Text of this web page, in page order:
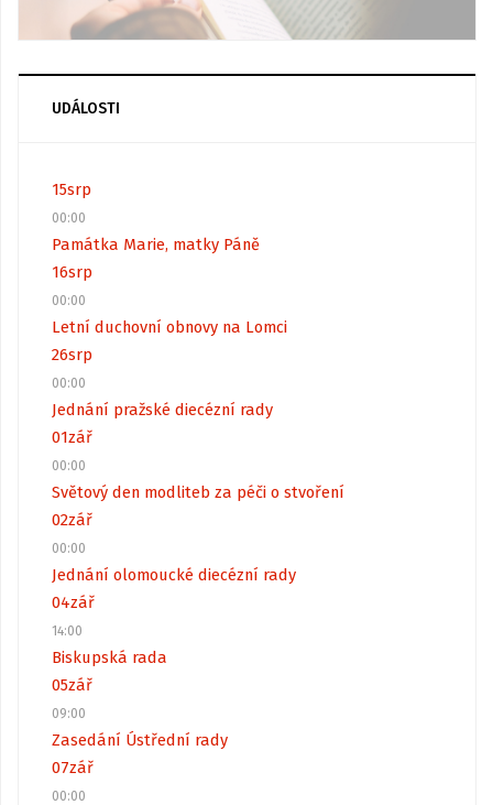
UDÁLOSTI
15srp
00:00
Památka Marie, matky Páně
16srp
00:00
Letní duchovní obnovy na Lomci
26srp
00:00
Jednání pražské diecézní rady
01zář
00:00
Světový den modliteb za péči o stvoření
02zář
00:00
Jednání olomoucké diecézní rady
04zář
14:00
Biskupská rada
05zář
09:00
Zasedání Ústřední rady
07zář
00:00